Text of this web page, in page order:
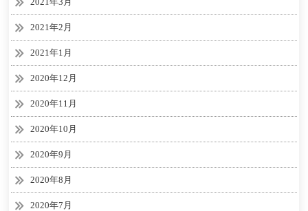
2021年2月
2021年1月
2020年12月
2020年11月
2020年10月
2020年9月
2020年8月
2020年7月